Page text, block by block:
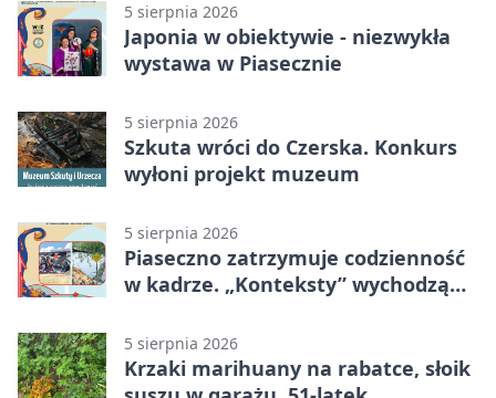
5 sierpnia 2026
Japonia w obiektywie - niezwykła
wystawa w Piasecznie
5 sierpnia 2026
Szkuta wróci do Czerska. Konkurs
wyłoni projekt muzeum
5 sierpnia 2026
Piaseczno zatrzymuje codzienność
w kadrze. „Konteksty” wychodzą
5 sierpnia 2026
Krzaki marihuany na rabatce, słoik